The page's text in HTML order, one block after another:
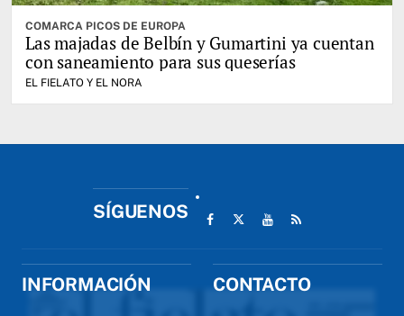
COMARCA PICOS DE EUROPA
Las majadas de Belbín y Gumartini ya cuentan
con saneamiento para sus queserías
EL FIELATO Y EL NORA
SÍGUENOS
INFORMACIÓN CONTACTO